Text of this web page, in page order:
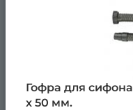
Гофра для
х 50 мм.